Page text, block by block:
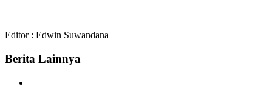
Editor : Edwin Suwandana
Berita Lainnya